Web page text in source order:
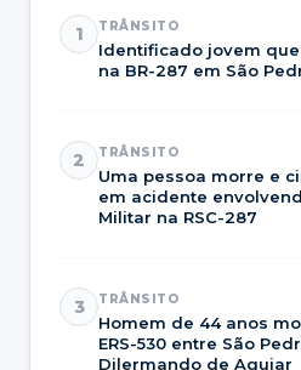
1 TRÂNSITO
Identificado jovem
na BR-287 em São
2 TRÂNSITO
Uma pessoa morre e
em acidente
Militar na RSC-287
3 TRÂNSITO
Homem de 44 anos
ERS-530 entre São
Dilermando de Aguiar